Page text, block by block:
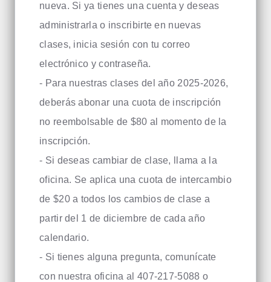
nueva. Si ya tienes una cuenta y deseas
administrarla o inscribirte en nuevas
clases, inicia sesión con tu correo
electrónico y contraseña.
- Para nuestras clases del año 2025-2026,
deberás abonar una cuota de inscripción
no reembolsable de $80 al momento de la
inscripción.
- Si deseas cambiar de clase, llama a la
oficina. Se aplica una cuota de intercambio
de $20 a todos los cambios de clase a
partir del 1 de diciembre de cada año
calendario.
- Si tienes alguna pregunta, comunícate
con nuestra oficina al 407-217-5088 o